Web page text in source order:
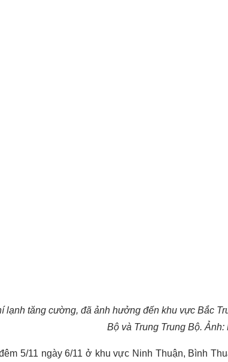
lạnh tăng cường, đã ảnh hưởng đến khu vực Bắc
Bộ và Trung Trung Bộ. Ảnh:
5/11 ngày 6/11 ở khu vực Ninh Thuận, Bình